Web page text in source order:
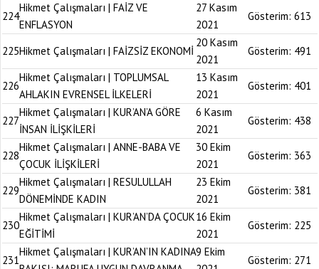
224
Hikmet Çalışmaları | FAİZ VE
ENFLASYON
27 Kasım
2021
Gösterim: 613
225Hikmet Çalışmaları | FAİZSİZ EKONOMİ
20 Kasım
2021
Gösterim: 491
226
Hikmet Çalışmaları | TOPLUMSAL
AHLAKIN EVRENSEL İLKELERİ
13 Kasım
2021
Gösterim: 401
227
Hikmet Çalışmaları | KUR’AN’A GÖRE
İNSAN İLİŞKİLERİ
6 Kasım
2021
Gösterim: 438
228
Hikmet Çalışmaları | ANNE-BABA VE
ÇOCUK İLİŞKİLERİ
30 Ekim
2021
Gösterim: 363
229
Hikmet Çalışmaları | RESULULLAH
DÖNEMİNDE KADIN
23 Ekim
2021
Gösterim: 381
230
Hikmet Çalışmaları | KUR’AN’DA ÇOCUK
EĞİTİMİ
16 Ekim
2021
Gösterim: 225
231
Hikmet Çalışmaları | KUR’AN’IN KADINA9 Ekim
Gösterim: 271